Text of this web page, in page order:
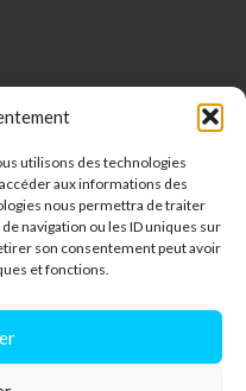
utilisons des technologies
aux informations des
nous permettra de traiter
navigation ou les ID uniques sur
son consentement peut avoir
et fonctions.